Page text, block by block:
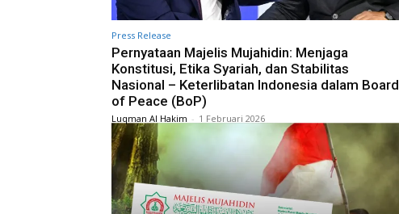
Press Release
Pernyataan Majelis Mujahidin: Menjaga
Konstitusi, Etika Syariah, dan Stabilitas
Nasional – Keterlibatan Indonesia dalam Board
of Peace (BoP)
Luqman Al Hakim - 1 Februari 2026